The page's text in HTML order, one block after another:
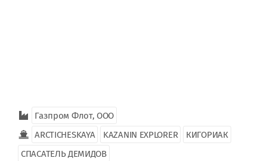
Газпром Флот, ООО
ARCTICHESKAYA
KAZANIN EXPLORER
КИГОРИАК
СПАСАТЕЛЬ ДЕМИДОВ